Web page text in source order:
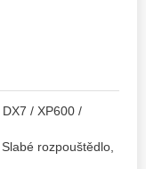
/ XP600 /
rozpouštědlo,